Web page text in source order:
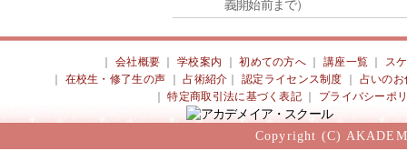
義開始前まで）
会社概要 ｜学校案内 ｜初めての方へ 講座一覧
ス
在校生・修了生の声 ｜占術紹介 ｜認定ライセンス制度
占いのお
｜特定商取引法に基づく表記 プライバシーポ
Copyright (C)